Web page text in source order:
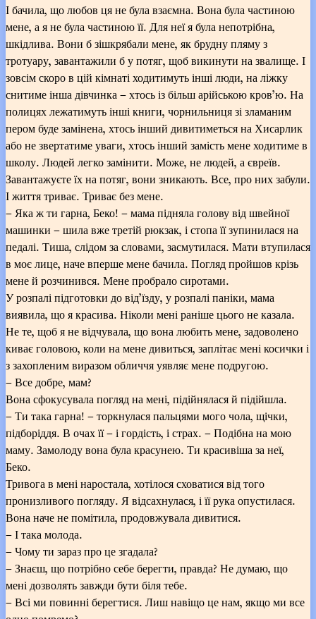
І бачила, що любов ця не була взаємна. Вона була частиною
мене, а я не була частиною її. Для неї я була непотрібна,
шкідлива. Вони б зішкрябали мене, як брудну пляму з
тротуару, завантажили б у потяг, щоб викинути на звалище. І
зовсім скоро в цій кімнаті ходитимуть інші люди, на ліжку
снитиме інша дівчинка – хтось із більш арійською кров’ю. На
полицях лежатимуть інші книги, чорнильниця зі зламаним
пером буде замінена, хтось інший дивитиметься на Хисарлик
або не звертатиме уваги, хтось інший замість мене ходитиме в
школу. Людей легко замінити. Може, не людей, а євреїв.
Завантажуєте їх на потяг, вони зникають. Все, про них забули.
І життя триває. Триває без мене.
– Яка ж ти гарна, Беко! – мама підняла голову від швейної
машинки – шила вже третій рюкзак, і стопа її зупинилася на
педалі. Тиша, слідом за словами, засмутилася. Мати втупилася
в моє лице, наче вперше мене бачила. Погляд пройшов крізь
мене й розчинився. Мене пробрало сиротами.
У розпалі підготовки до від’їзду, у розпалі паніки, мама
виявила, що я красива. Ніколи мені раніше цього не казала.
Не те, щоб я не відчувала, що вона любить мене, задоволено
киває головою, коли на мене дивиться, заплітає мені косички і
з захопленим виразом обличчя уявляє мене подругою.
– Все добре, мам?
Вона сфокусувала погляд на мені, підійнялася й підійшла.
– Ти така гарна! – торкнулася пальцями мого чола, щічки,
підборіддя. В очах її – і гордість, і страх. – Подібна на мою
маму. Замолоду вона була красунею. Ти красивіша за неї,
Беко.
Тривога в мені наростала, хотілося сховатися від того
пронизливого погляду. Я відсахнулася, і її рука опустилася.
Вона наче не помітила, продовжувала дивитися.
– І така молода.
– Чому ти зараз про це згадала?
– Знаєш, що потрібно себе берегти, правда? Не думаю, що
мені дозволять завжди бути біля тебе.
– Всі ми повинні берегтися. Лиш навіщо це нам, якщо ми все